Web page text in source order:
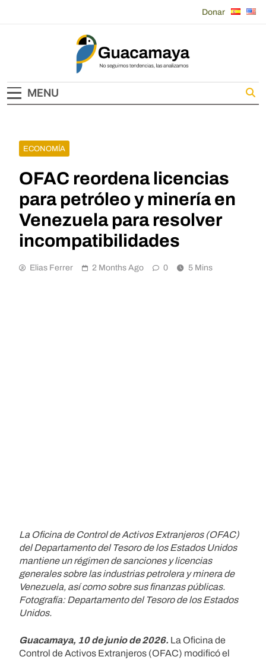
Donar
Guacamaya
MENU
ECONOMÍA
OFAC reordena licencias
para petróleo y minería en
Venezuela para resolver
incompatibilidades
Elias Ferrer 2 Months Ago 0 5 Mins
La Oficina de Control de Activos Extranjeros (OFAC)
del Departamento del Tesoro de los Estados Unidos
mantiene un régimen de sanciones y licencias
generales sobre las industrias petrolera y minera de
Venezuela, así como sobre sus finanzas públicas.
Fotografía: Departamento del Tesoro de los Estados
Unidos.
Guacamaya, 10 de junio de 2026. La Oficina de
Control de Activos Extranjeros (OFAC) modificó el